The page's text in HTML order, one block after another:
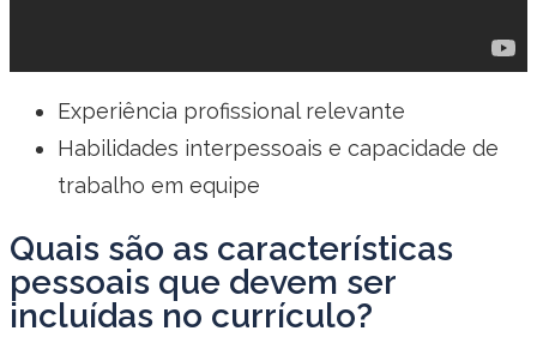
Experiência profissional relevante
Habilidades interpessoais e capacidade de
trabalho em equipe
Quais são as características
pessoais que devem ser
incluídas no currículo?